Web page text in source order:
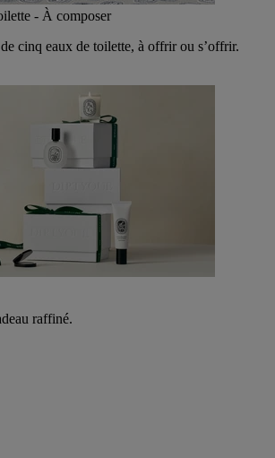
- À composer
cinq eaux de toilette, à offrir ou s’offrir.
raffiné.